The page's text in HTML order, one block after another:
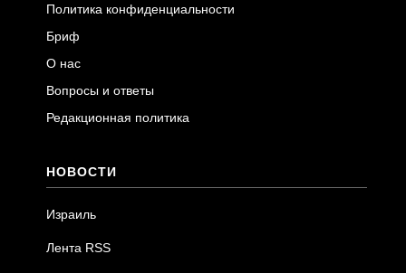
Политика конфиденциальности
Бриф
О нас
Вопросы и ответы
Редакционная политика
НОВОСТИ
Израиль
Лента RSS